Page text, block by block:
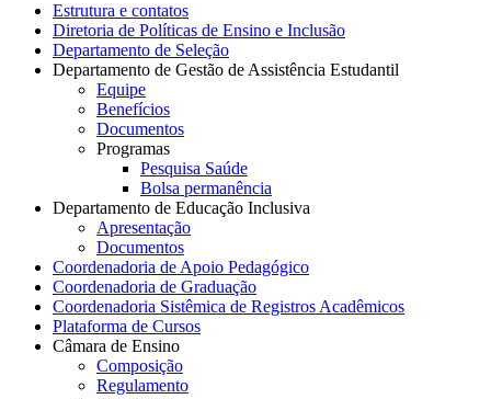
Estrutura e contatos
Diretoria de Políticas de Ensino e Inclusão
Departamento de Seleção
Departamento de Gestão de Assistência Estudantil
Equipe
Benefícios
Documentos
Programas
Pesquisa Saúde
Bolsa permanência
Departamento de Educação Inclusiva
Apresentação
Documentos
Coordenadoria de Apoio Pedagógico
Coordenadoria de Graduação
Coordenadoria Sistêmica de Registros Acadêmicos
Plataforma de Cursos
Câmara de Ensino
Composição
Regulamento